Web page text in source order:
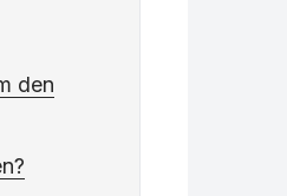
den